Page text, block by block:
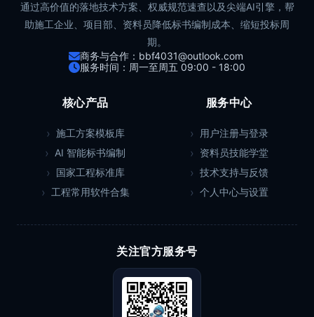
通过高价值的落地技术方案、权威规范速查以及尖端AI引擎，帮
助施工企业、项目部、资料员降低标书编制成本、缩短投标周
期。
商务与合作：bbf4031@outlook.com
服务时间：周一至周五 09:00 - 18:00
核心产品
施工方案模板库
AI 智能标书编制
国家工程标准库
工程常用软件合集
服务中心
用户注册与登录
资料员技能学堂
技术支持与反馈
个人中心与设置
关注官方服务号